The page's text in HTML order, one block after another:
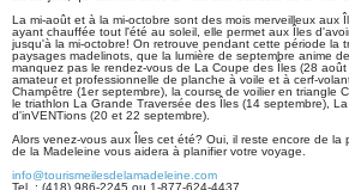
La mi-août et à la mi-octobre sont des mois merveilleux aux
ayant chauffée tout l'été au soleil, elle permet aux Îles
jusqu'à la mi-octobre! On retrouve pendant cette période la
paysages madelinots, que la lumière de septembre anime
manquez pas le rendez-vous de La Coupe des Îles (28
amateur et professionnelle de planche à voile et à cerf-
Champêtre (1er septembre), la course de voilier en triangle
le triathlon La Grande Traversée des Îles (14 septembre),
d'inVENTions (20 et 22 septembre).
Alors venez-vous aux Îles cet été? Oui, il reste encore de la
de la Madeleine vous aidera à planifier votre voyage.
info@tourismeilesdelamadeleine.com
Tel. : (418) 986-2245 ou 1-877-624-4437